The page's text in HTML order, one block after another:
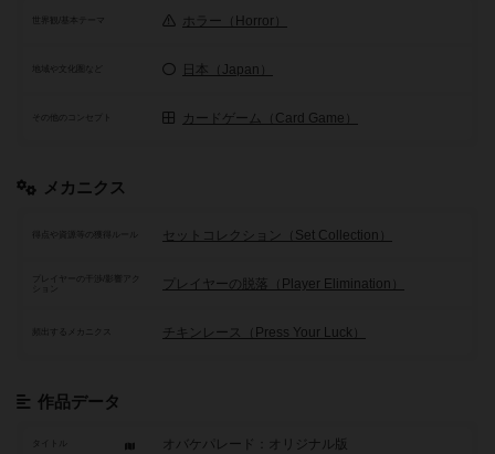
世界観/基本テーマ ホラー（Horror）
地域や文化圏など 日本（Japan）
その他のコンセプト カードゲーム（Card Game）
メカニクス
セットコレクション（Set Collection）
プレイヤーの干渉/影響アク
プレイヤーの脱落（Player Elimination）
頻出するメカニクス チキンレース（Press Your Luck）
作品データ
タイトル オバケパレード：オリジナル版